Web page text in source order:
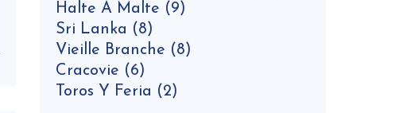
Halte À Malte (9)
Sri Lanka (8)
Vieille Branche (8)
Cracovie (6)
Toros Y Feria (2)